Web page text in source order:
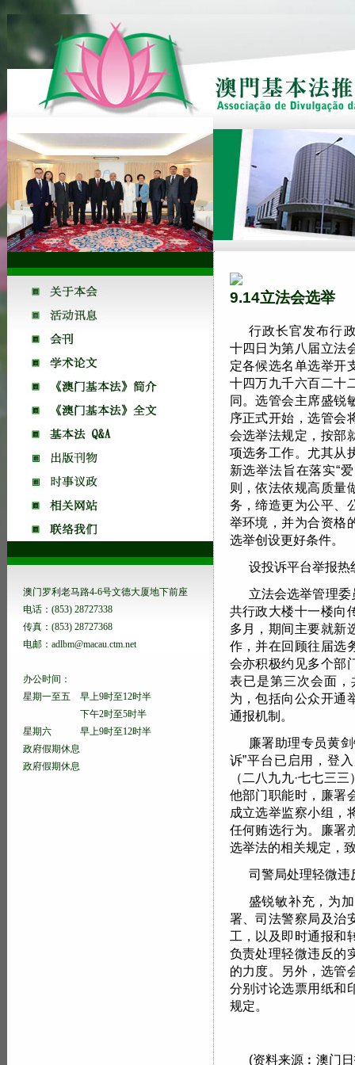
澳门罗利老马路4-6号文德大厦地下前座
电话：(853) 28727338
传真：(853) 28727368
电邮：adlbm@macau.ctm.net
办公时间：
星期一至五 早上9时至12时半
下午2时至5时半
星期六 早上9时至12时半
政府假期休息
政府假期休息
9.14立法会选举
行政长官发布行
十四日为第八届立法
定各候选名单选举开
十四万九千六百二十
同。选管会主席盛锐
序正式开始，选管会
会选举法规定，按部
项选务工作。尤其从
新选举法旨在落实“
则，依法依规高质量
务，缔造更为公平、
举环境，并为合资格
选举创设更好条件。
设投诉平台举报热
立法会选举管理
共行政大楼十一楼向
多月，期间主要就新
作，并在回顾往届选
会亦积极约见多个部
表已是第三次会面
为，包括向公众开通
通报机制。
廉署助理专员黄
诉”平台已启用，登
（二八九九·七七三
他部门职能时，廉署
成立选举监察小组，
任何贿选行为。廉署
选举法的相关规定，
司警局处理轻微违
盛锐敏补充，为
署、司法警察局及治
工，以及即时通报和
负责处理轻微违反的
的力度。另外，选管
分别讨论选票用纸和
规定。
(资料来源︰澳门